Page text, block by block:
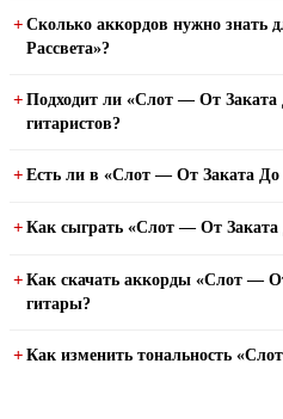
Сколько аккордов нужно знать
Рассвета»?
Подходит ли «Слот — От
гитаристов?
Есть ли в «Слот — От Заката До
Как сыграть «Слот — От Заката
Как скачать аккорды «Слот —
гитары?
Как изменить тональность